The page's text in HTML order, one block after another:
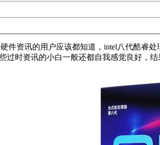
件资讯的用户应该都知道，intel八代酷睿
过时资讯的小白一般还都自我感觉良好，结